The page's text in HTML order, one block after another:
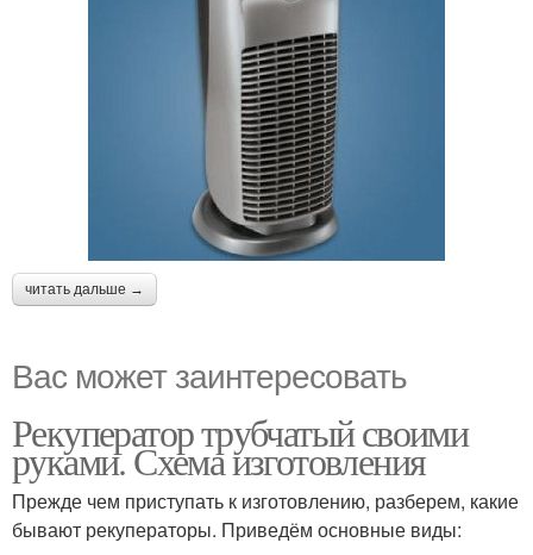
читать дальше →
Вас может заинтересовать
Рекуператор трубчатый своими
руками. Схема изготовления
Прежде чем приступать к изготовлению, разберем, какие
бывают рекуператоры. Приведём основные виды: